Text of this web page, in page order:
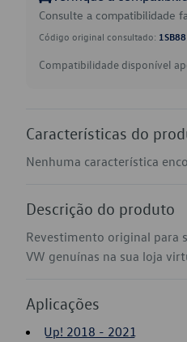
Consulte a compatibilidade
Código original consultado:
Compatibilidade disponível
Características do
Nenhuma característica
Descrição do produto
Revestimento original para
VW genuínas na sua loja
Aplicações
Up! 2018 - 2021